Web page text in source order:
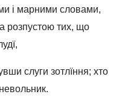
і марними словами,
розпустою тих, що
слуги зотлїння; хто